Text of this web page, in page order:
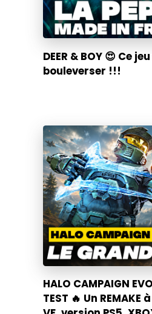
DEER & BOY 😍 Ce
bouleverser !!!
HALO CAMPAIGN
TEST 🔥 Un REMAKE